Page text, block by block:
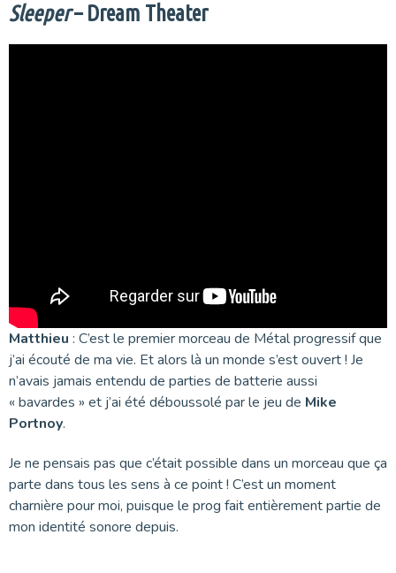
Sleeper– Dream Theater
Matthieu : C’est le premier morceau de Métal progressif que
j’ai écouté de ma vie. Et alors là un monde s’est ouvert ! Je
n’avais jamais entendu de parties de batterie aussi
« bavardes » et j’ai été déboussolé par le jeu de Mike
Portnoy.
Je ne pensais pas que c’était possible dans un morceau que ça
parte dans tous les sens à ce point ! C’est un moment
charnière pour moi, puisque le prog fait entièrement partie de
mon identité sonore depuis.